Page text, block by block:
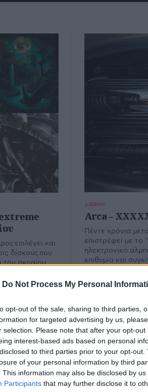
Do Not Process My Personal
opt-out of the sale, sharing to third parties,
for targeted advertising by us,
selection. Please note that after your opt-
interest-based ads based on personal
to third parties prior to your opt-
of your personal information by third
This information may also be disclosed by
Participants that may further disclose it to
επιλέγει και
δίσκους που
του ακραίου
ΔΙΕΘΝΗ
Arca –
Πέντε χρόνια
επιστρέφει με το
ηλεκτρονικό
επιθυμία και